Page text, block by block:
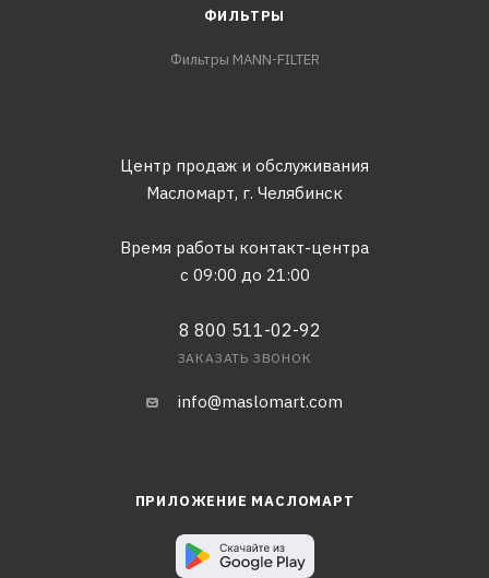
ФИЛЬТРЫ
Фильтры MANN-FILTER
Центр продаж и обслуживания
Масломарт, г. Челябинск
Время работы контакт-центра
с 09:00 до 21:00
8 800 511-02-92
ЗАКАЗАТЬ ЗВОНОК
info@maslomart.com
ПРИЛОЖЕНИЕ МАСЛОМАРТ